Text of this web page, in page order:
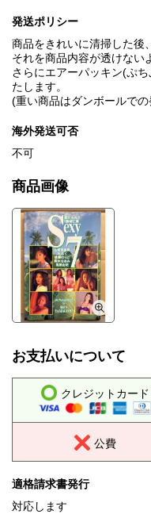
発送ポリシー
商品をきれいに清掃した後
それを商品内容が透けない
さらにエアーパッキン(ぷ
たします。
(重い商品はダンボールで
海外発送可否
不可
商品画像
お支払いについて
クレジットカード
公費
適格請求書発行
対応します